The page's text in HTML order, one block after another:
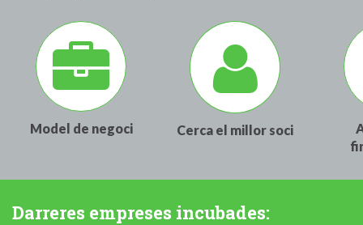
Model de negoci Cerca el millor soci
Darreres empreses incubades: